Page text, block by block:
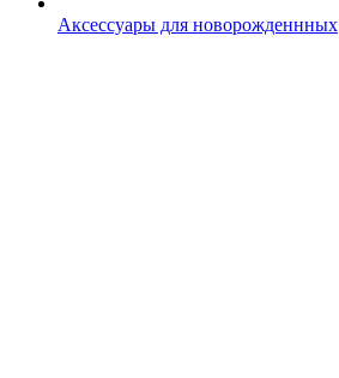
Аксессуары для новорожденнных